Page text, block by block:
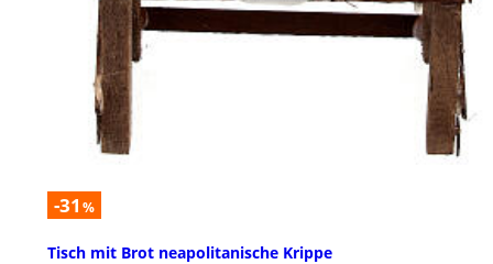
-31 %
Tisch mit Brot neapolitanische Krippe